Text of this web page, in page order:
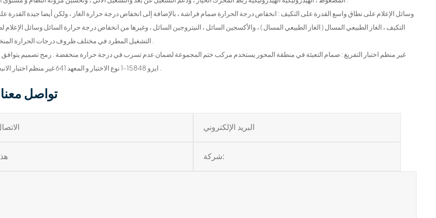
التكيف ، الغاز الطبيعي المسال ( الغاز الطبيعي المسال ) ، والأكسجين السائل ، النيتروجين السائل ، وغيرها من انخفاض درجة حرارة السائل وسائل الإعلام
التشغيل المطرد في مختلف ظروف درجات الحرارة المنخفضة .
ايزو 15848-1 نوع الاختبار و المعهد 641 غير منظم اختبار الانبعاثات .
تواصل معنا